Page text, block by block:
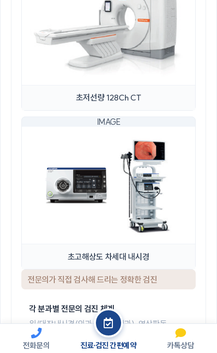
초저선량 128Ch CT
초고해상도 차세대 내시경
전문의가 직접 검사해 드리는 정확한 검진
각 분과별 전문의 검진 체계
위/대장내시경(외과·소화기내과), 영상판독
(영상의학), 부인과(부인과 전문의) 직접 전담
전화문의 진료·검진 간편예약 카톡상담